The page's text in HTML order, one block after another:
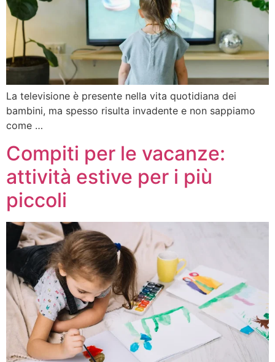
La televisione è presente nella vita quotidiana dei
bambini, ma spesso risulta invadente e non sappiamo
come …
Compiti per le vacanze:
attività estive per i più
piccoli